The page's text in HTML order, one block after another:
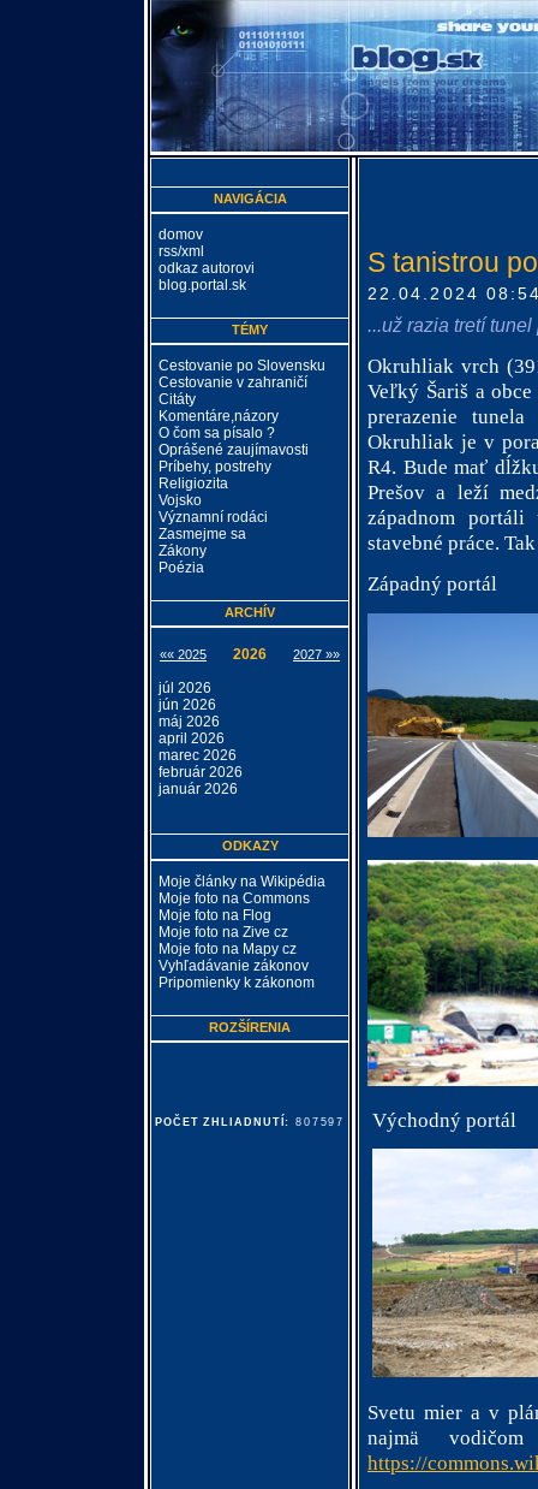
S tanistrou
22.04.2024
...už razia tretí
Okruhliak vrch
Veľký Šariš a
prerazenie
Okruhliak je v
R4. Bude mať
Prešov a leží
západnom
stavebné práce.
Západný portál
Východný portál
Svetu mier a v
najmä
https://
NAVIGÁCIA
domov
rss/xml
odkaz autorovi
blog.portal.sk
TÉMY
Cestovanie po Slovensku
Cestovanie v zahraničí
Citáty
Komentáre,názory
O čom sa písalo ?
Oprášené zaujímavosti
Príbehy, postrehy
Religiozita
Vojsko
Významní rodáci
Zasmejme sa
Zákony
Poézia
ARCHÍV
«« 2025 2026 2027 »»
júl 2026
jún 2026
máj 2026
april 2026
marec 2026
február 2026
január 2026
ODKAZY
Moje články na Wikipédia
Moje foto na Commons
Moje foto na Flog
Moje foto na Zive cz
Moje foto na Mapy cz
Vyhľadávanie zákonov
Pripomienky k zákonom
ROZŠÍRENIA
POČET ZHLIADNUTÍ: 807597